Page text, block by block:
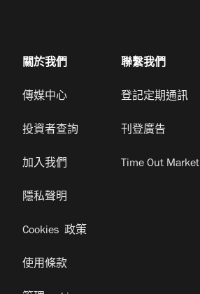
關於我們
傳媒中心
投資者查詢
加入我們
隱私聲明
Cookies 政策
使用條款
聯繫我們
登記定期通訊
刊登廣告
Time Out Market